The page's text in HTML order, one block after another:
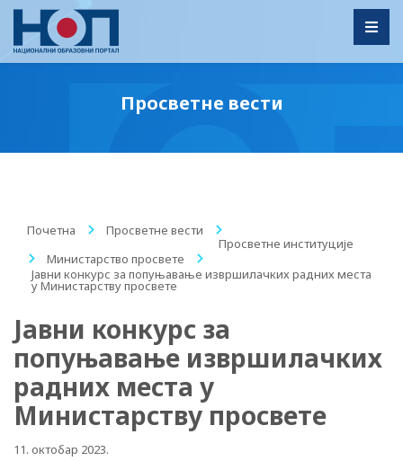
Просветне вести
Почетна / Просветне вести
/
Просветне институције
/
Министарство просвете
/
Јавни конкурс за попуњавање извршилачких радних места
у Министарству просвете
Јавни конкурс за
попуњавање извршилачких
радних места у
Министарству просвете
11. октобар 2023.